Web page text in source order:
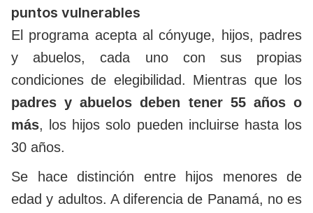
puntos vulnerables
El programa acepta al cónyuge, hijos, padres
y abuelos, cada uno con sus propias
condiciones de elegibilidad. Mientras que los
padres y abuelos deben tener 55 años o
más, los hijos solo pueden incluirse hasta los
30 años.
Se hace distinción entre hijos menores de
edad y adultos. A diferencia de Panamá, no es